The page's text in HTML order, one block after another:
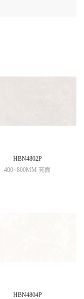
HBN4802P
400×800MM 亮面
HBN4804P